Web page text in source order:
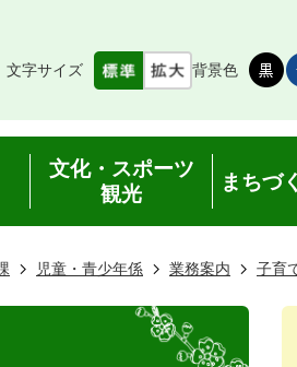
文字サイズ 背景色
文化・スポーツ
観光
まちづ
児童・青少年係 業務案内 子育